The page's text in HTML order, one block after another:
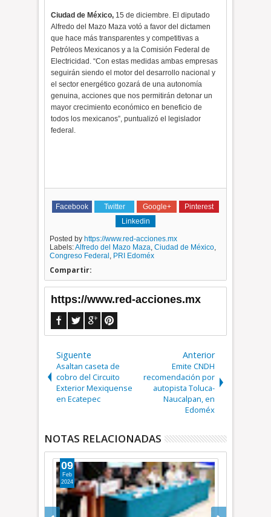
Ciudad de México, 15 de diciembre. El diputado
Alfredo del Mazo Maza votó a favor del dictamen
que hace más transparentes y competitivas a
Petróleos Mexicanos y a la Comisión Federal de
Electricidad. “Con estas medidas ambas empresas
seguirán siendo el motor del desarrollo nacional y
el sector energético gozará de una autonomía
genuina, acciones que nos permitirán detonar un
mayor crecimiento económico en beneficio de
todos los mexicanos”, puntualizó el legislador
federal.
Facebook Twitter Google+
Pinterest
Linkedin
Posted by https://www.red-acciones.mx
Labels:Alfredo del Mazo Maza,Ciudad de México,
Congreso Federal , PRI Edoméx
Compartir:
https://www.red-acciones.mx
Siguente
Asaltan caseta de
cobro del Circuito
Exterior Mexiquense
en Ecatepec
Anterior
Emite CNDH
recomendación por
autopista Toluca-
Naucalpan, en
Edoméx
NOTAS RELACIONADAS
17
Ene
2017